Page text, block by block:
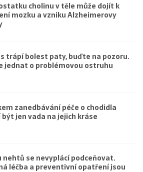
cholinu v těle může dojít k
mozku a vzniku Alzheimerovy
trápí bolest paty, buďte na pozoru.
jednat o problémovou ostruhu
zanedbávání péče o chodidla
jen vada na jejich kráse
nehtů se nevyplácí podceňovat.
léčba a preventivní opatření jsou